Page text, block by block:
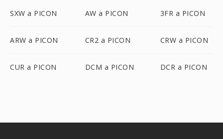
SXW a PICON AW a PICON 3FR a PICON
ARW a PICON CR2 a PICON CRW a PICON
CUR a PICON DCM a PICON DCR a PICON